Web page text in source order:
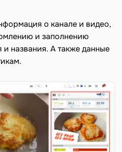
о канале и видео,
и заполнению
и названия. А также данные